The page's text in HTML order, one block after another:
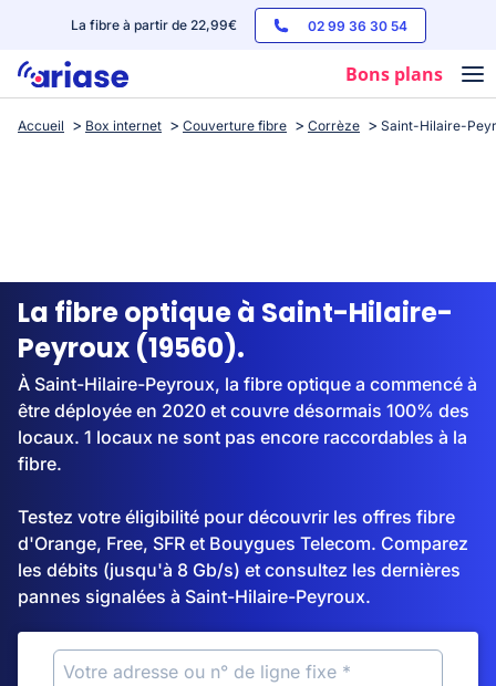
La fibre à partir de 22,99€ 02 99 36 30 54
Bons plans
Box internet
Streaming
Accueil Box internet Couverture fibre Corrèze Saint-Hilaire-
La fibre optique à Saint-Hilaire-
Peyroux (19560).
À Saint-Hilaire-Peyroux, la fibre optique a commencé à
être déployée en 2020 et couvre désormais 100% des
locaux. 1 locaux ne sont pas encore raccordables à la
fibre.
Testez votre éligibilité pour découvrir les offres fibre
d'Orange, Free, SFR et Bouygues Telecom. Comparez
les débits (jusqu'à 8 Gb/s) et consultez les dernières
pannes signalées à Saint-Hilaire-Peyroux.